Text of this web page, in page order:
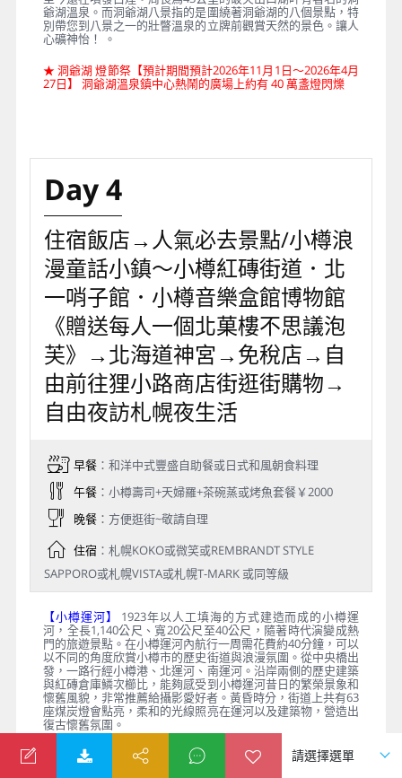
爺湖溫泉。而洞爺湖八景指的是圍繞著洞爺湖的八個景點，特
別帶您到八景之一的壯瞥溫泉的立牌前觀賞天然的景色。讓人
心礦神怡！ 。
★ 洞爺湖 燈節祭【預計期間預計2026年11月1日～2026年4月
27日】 洞爺湖溫泉鎮中心熱鬧的廣場上約有 40 萬盞燈閃爍
Day 4
住宿飯店→人氣必去景點/小樽浪
漫童話小鎮～小樽紅磚街道．北
一哨子館．小樽音樂盒館博物館
《贈送每人一個北菓樓不思議泡
芙》→北海道神宮→免稅店→自
由前往狸小路商店街逛街購物→
自由夜訪札幌夜生活
早餐：和洋中式豐盛自助餐或日式和風朝食料理
午餐：小樽壽司+天婦羅+茶碗蒸或烤魚套餐￥2000
晚餐：方便逛街~敬請自理
住宿：札幌KOKO或微笑或REMBRANDT STYLE
SAPPORO或札幌VISTA或札幌T-MARK 或同等級
【小樽運河】
1923年以人工填海的方式建造而成的小樽運
河，全長1,140公尺、寬20公尺至40公尺，隨著時代演變成熱
門的旅遊景點。在小樽運河內航行一周需花費約40分鐘，可以
以不同的角度欣賞小樽市的歷史街道與浪漫氛圍。從中央橋出
發，一路行經小樽港、北運河、南運河。沿岸兩側的歷史建築
與紅磚倉庫鱗次櫛比，能夠感受到小樽運河昔日的繁榮景象和
懷舊風貌，非常推薦給攝影愛好者。黃昏時分，街道上共有63
座煤炭燈會點亮，柔和的光線照亮在運河以及建築物，營造出
復古懷舊氛圍。
【北一硝子館】
「硝子」在日文中是玻璃的意思，也是小樽著
名的特產。在小樽諸多經營玻璃製品的店舖中，北一硝子是歷